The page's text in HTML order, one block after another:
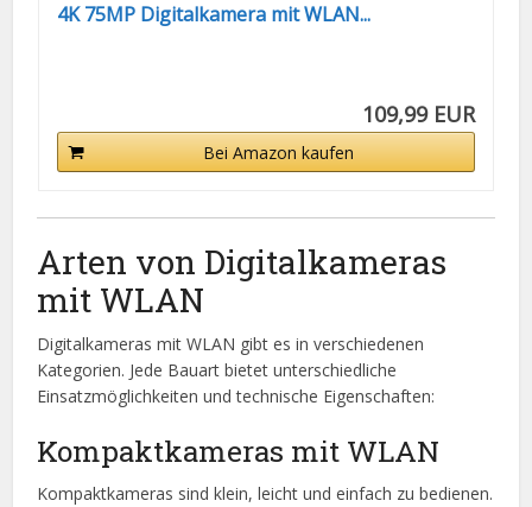
4K 75MP Digitalkamera mit WLAN...
109,99 EUR
Bei Amazon kaufen
Arten von Digitalkameras
mit WLAN
Digitalkameras mit WLAN gibt es in verschiedenen
Kategorien. Jede Bauart bietet unterschiedliche
Einsatzmöglichkeiten und technische Eigenschaften:
Kompaktkameras mit WLAN
Kompaktkameras sind klein, leicht und einfach zu bedienen.